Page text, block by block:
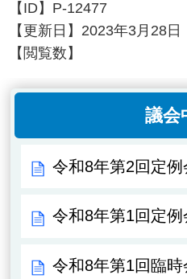
【ID】 P-12477
【更新日】 2023年3月28日
【閲覧数】
議会
令和8年第2回定例
令和8年第1回定例
令和8年第1回臨時